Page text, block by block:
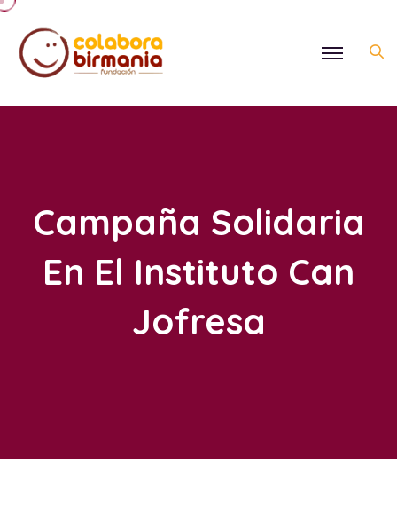
Campaña Solidaria
En El Instituto Can
Jofresa